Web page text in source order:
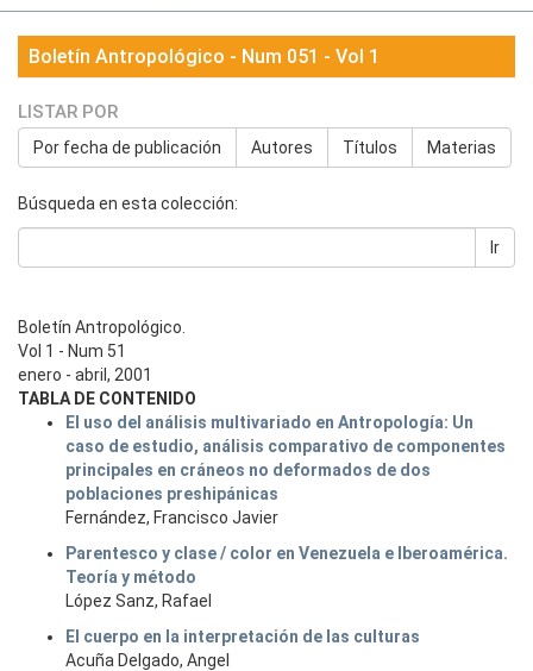
Boletín Antropológico - Num 051 - Vol 1
LISTAR POR
Por fecha de publicación Autores Títulos Materias
Búsqueda en esta colección:
Ir
Boletín Antropológico.
Vol 1 - Num 51
enero - abril, 2001
TABLA DE CONTENIDO
El uso del análisis multivariado en Antropología: Un
caso de estudio, análisis comparativo de componentes
principales en cráneos no deformados de dos
poblaciones preshipánicas
Fernández, Francisco Javier
Parentesco y clase / color en Venezuela e Iberoamérica.
Teoría y método
López Sanz, Rafael
El cuerpo en la interpretación de las culturas
Acuña Delgado, Angel